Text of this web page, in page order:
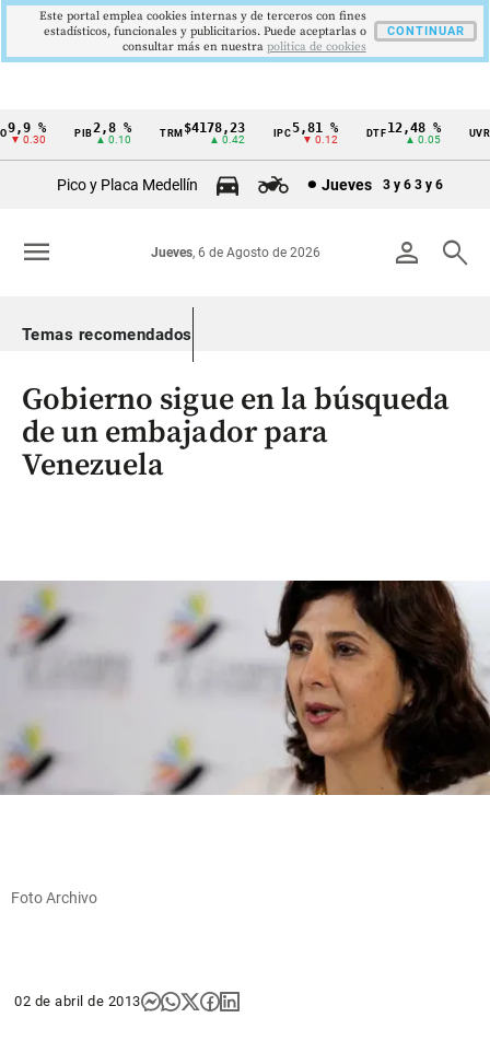
Cintillo
Colombia
%
0.30
PIB2,8 %
▲ 0.10
TRM$4178,23
▲ 0.42
5,81 %
▼ 0.12
DTF12,48 %
▲ 0.05
UVR
Pico y Placa Medellín Jueves 3 y 6 3 y 6
person search
Jueves, 6 de Agosto de 2026
menu
Temas recomendados
Gobierno sigue en la búsqueda
de un embajador para
Venezuela
Foto Archivo
02 de abril de 2013
Este portal emplea cookies internas y de terceros con fines
estadísticos, funcionales y publicitarios. Puede aceptarlas o
consultar más en nuestra politica de cookies
CONTINUAR